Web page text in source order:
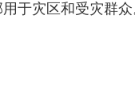
于灾区和受灾群众